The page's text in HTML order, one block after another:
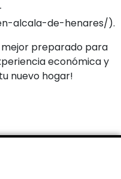
alcala-de-henares/).
mejor preparado para
económica y
nuevo hogar!